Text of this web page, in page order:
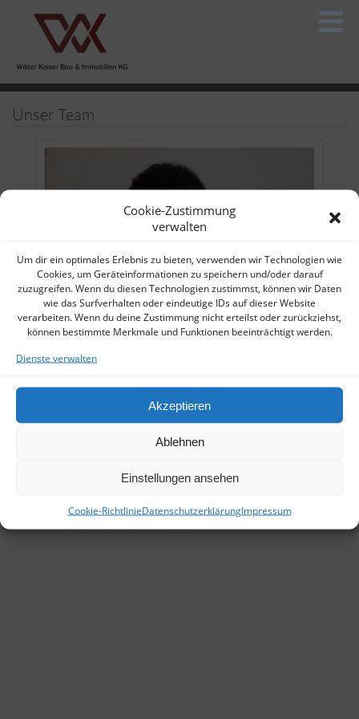
Cookie-Zustimmung
verwalten
Um dir ein optimales Erlebnis zu bieten, verwenden wir Technologien wie
Cookies, um Geräteinformationen zu speichern und/oder darauf
zuzugreifen. Wenn du diesen Technologien zustimmst, können wir Daten
wie das Surfverhalten oder eindeutige IDs auf dieser Website
verarbeiten. Wenn du deine Zustimmung nicht erteilst oder zurückziehst,
können bestimmte Merkmale und Funktionen beeinträchtigt werden.
Dienste verwalten
Akzeptieren
Ablehnen
Einstellungen ansehen
Cookie-RichtlinieDatenschutzerklärungImpressum
Unser Team
© 2026 | WK Immobilien ➤ Immo Tirol ➤ IMMOBIEN finden - Kitzbühel ➤ Tirol ➤